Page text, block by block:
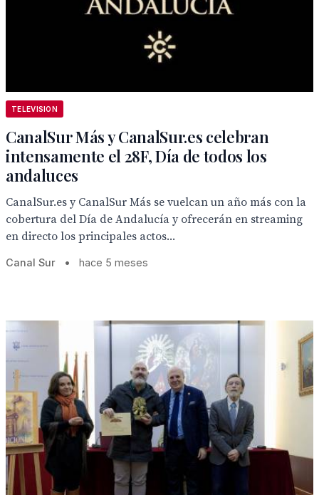
TELEVISION
CanalSur Más y CanalSur.es celebran
intensamente el 28F, Día de todos los
andaluces
CanalSur.es y CanalSur Más se vuelcan un año más con la
cobertura del Día de Andalucía y ofrecerán en streaming
en directo los principales actos...
Canal Sur • hace 5 meses